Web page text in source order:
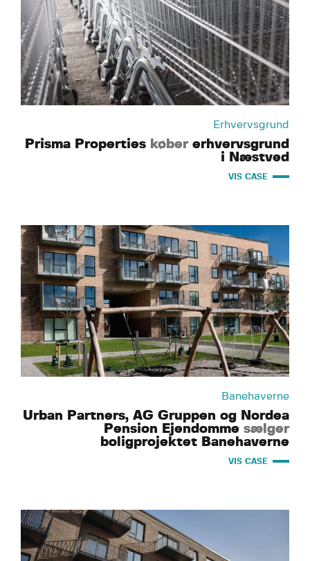
Erhvervsgrund
Prisma Properties købererhvervsgrund
i Næstved
VIS CASE
Banehaverne
Urban Partners, AG Gruppen og Nordea
Pension Ejendomme sælger
boligprojektet Banehaverne
VIS CASE